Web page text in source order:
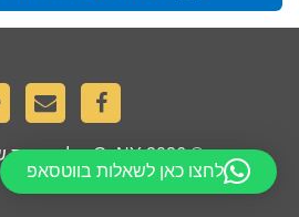
© 2026
GoNY. כל הזכויות
לחצו כאן לשאלות בווטסאפ